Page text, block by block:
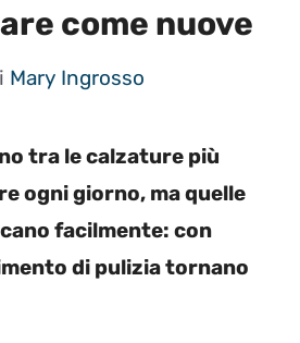
come nuove
Mary Ingrosso
tra le calzature più
ogni giorno, ma quelle
facilmente: con
di pulizia tornano